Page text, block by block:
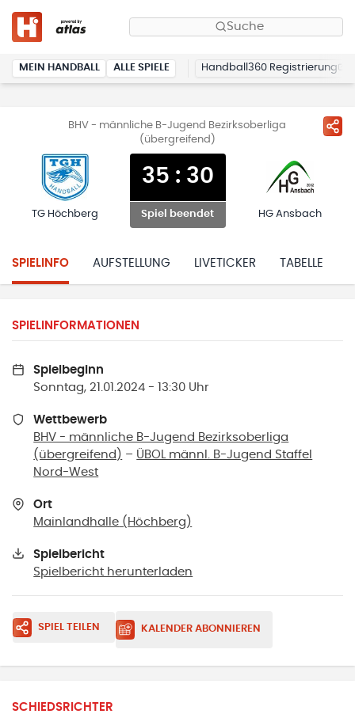
Suche
MEIN HANDBALL ALLE SPIELE Handball360 Registrierung
BHV - männliche B-Jugend Bezirksoberliga
(übergreifend)
TG Höchberg
35 : 30
Spiel beendet HG Ansbach
SPIELINFO AUFSTELLUNG LIVETICKER TABELLE
SPIELINFORMATIONEN
Spielbeginn
Sonntag, 21.01.2024 - 13:30 Uhr
Wettbewerb
BHV - männliche B-Jugend Bezirksoberliga
(übergreifend) – ÜBOL männl. B-Jugend Staffel
Nord-West
Ort
Mainlandhalle ( Höchberg )
Spielbericht
Spielbericht herunterladen
SPIEL TEILEN KALENDER ABONNIEREN
SCHIEDSRICHTER